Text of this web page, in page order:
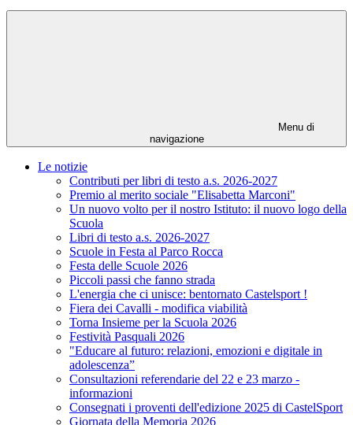
Menu di
navigazione
Le notizie
Contributi per libri di testo a.s. 2026-2027
Premio al merito sociale "Elisabetta Marconi"
Un nuovo volto per il nostro Istituto: il nuovo logo della
Scuola
Libri di testo a.s. 2026-2027
Scuole in Festa al Parco Rocca
Festa delle Scuole 2026
Piccoli passi che fanno strada
L'energia che ci unisce: bentornato Castelsport !
Fiera dei Cavalli - modifica viabilità
Torna Insieme per la Scuola 2026
Festività Pasquali 2026
"Educare al futuro: relazioni, emozioni e digitale in
adolescenza”
Consultazioni referendarie del 22 e 23 marzo -
informazioni
Consegnati i proventi dell'edizione 2025 di CastelSport
Giornata della Memoria 2026